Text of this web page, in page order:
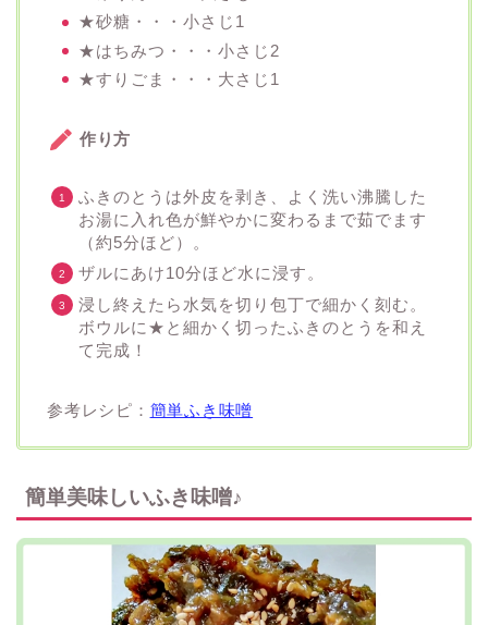
★砂糖・・・小さじ1
★はちみつ・・・小さじ2
★すりごま・・・大さじ1
作り方
ふきのとうは外皮を剥き、よく洗い沸騰した
お湯に入れ色が鮮やかに変わるまで茹でます
（約5分ほど）。
ザルにあけ10分ほど水に浸す。
浸し終えたら水気を切り包丁で細かく刻む。
ボウルに★と細かく切ったふきのとうを和え
て完成！
参考レシピ： 簡単ふき味噌
簡単美味しいふき味噌♪